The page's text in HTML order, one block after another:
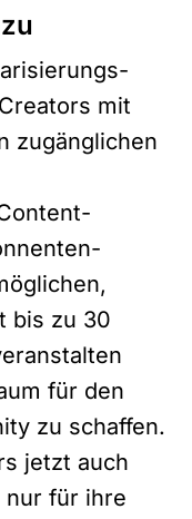
mit
zugänglichen
bis zu 30
für den
zu schaffen.
jetzt auch
nur für ihre